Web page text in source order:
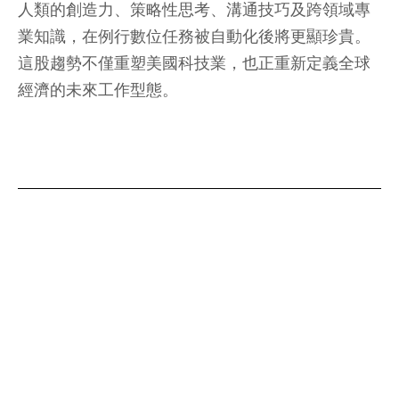
人類的創造力、策略性思考、溝通技巧及跨領域專
業知識，在例行數位任務被自動化後將更顯珍貴。
這股趨勢不僅重塑美國科技業，也正重新定義全球
經濟的未來工作型態。